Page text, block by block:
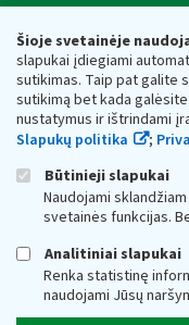
Šioje svetainėje
slapukai įdiegiami
sutikimas. Taip pat galite
sutikimą bet kada
nustatymus ir ištrindami
Slapukų politika
;
Būtinieji slapukai
Naudojami
svetainės funkcijas.
Analitiniai slapukai
Renka statistinę
naudojami Jūsų
Valstybinė
Respublikos
Biudžetinė įstaiga.
adresas: Vasario 16-
vmi@vmi.lt , E.
Duomenys apie
Respublikos finansų